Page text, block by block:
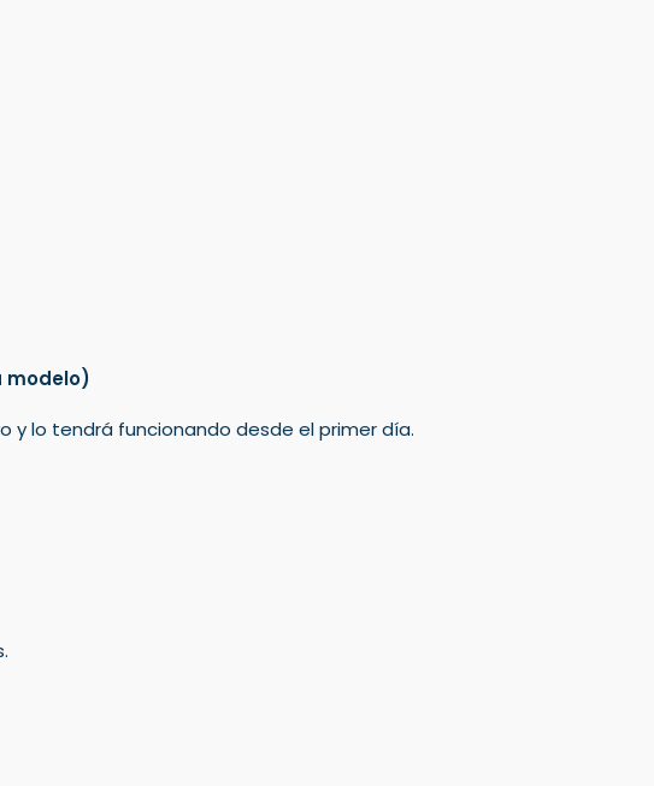
modelo)
y lo tendrá funcionando desde el primer día.